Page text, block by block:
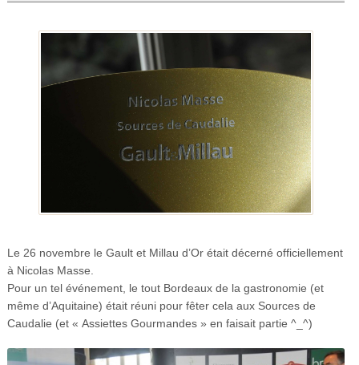
Le 26 novembre le Gault et Millau d’Or était décerné officiellement
à Nicolas Masse.
Pour un tel événement, le tout Bordeaux de la gastronomie (et
même d’Aquitaine) était réuni pour fêter cela aux Sources de
Caudalie (et « Assiettes Gourmandes » en faisait partie ^_^)